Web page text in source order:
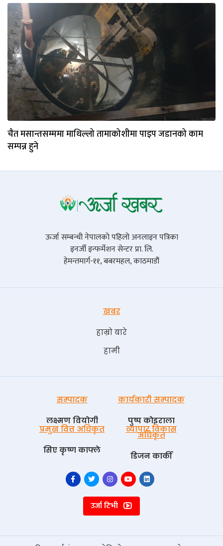
चैत मसान्तसम्ममा माथिल्लो तामाकोशीमा पाइप जडानको काम
सम्पन्न हुने
ऊर्जा सम्बन्धी नेपालको पहिलो अनलाइन पत्रिका
इनर्जी इन्फर्मेशन सेन्टर प्रा. लि.
हेमन्तमार्ग-११, बबरमहल, काठमाडौं
खबर
हाम्रो बारे
हामी
सम्पादक
लक्ष्मण वियोगी
कार्यकारी सम्पादक
पुष्प काेइराला
प्रमुख वित्त अधिकृत
सिए कृष्ण काफ्ले
व्यापार विकास
अधिकृत
डिजन कार्की
उर्जा टिभी